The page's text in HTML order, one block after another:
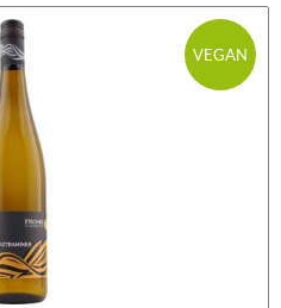
VEGAN